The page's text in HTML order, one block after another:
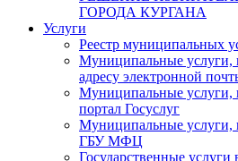
ГОРОДА КУРГАНА
Услуги
Реестр муниципальных
Муниципальные услуги,
адресу электронной
Муниципальные услуги,
портал Госуслуг
Муниципальные услуги,
ГБУ МФЦ
Государственные